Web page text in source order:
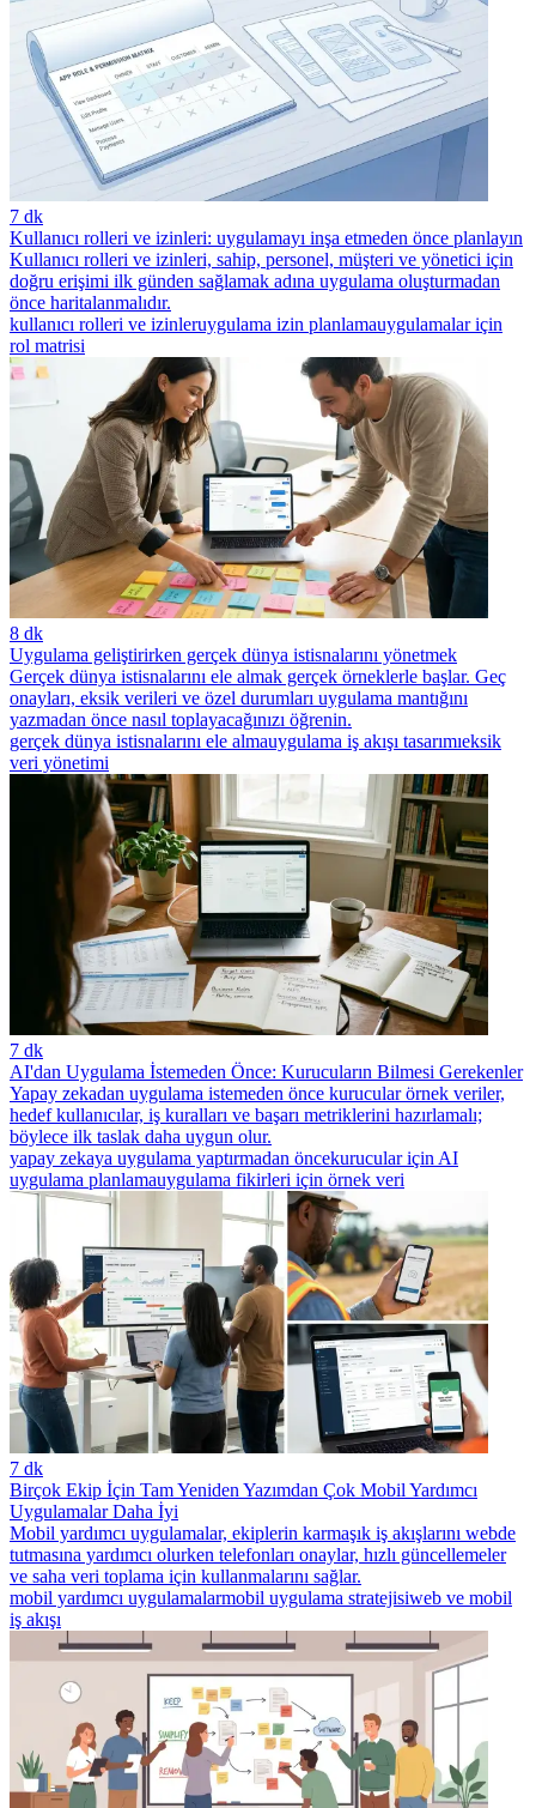
7 dk
Kullanıcı rolleri ve izinleri: uygulamayı inşa etmeden önce planlayın
Kullanıcı rolleri ve izinleri, sahip, personel, müşteri ve yönetici için
doğru erişimi ilk günden sağlamak adına uygulama oluşturmadan
önce haritalanmalıdır.
kullanıcı rolleri ve izinleruygulama izin planlamauygulamalar için
rol matrisi
8 dk
Uygulama geliştirirken gerçek dünya istisnalarını yönetmek
Gerçek dünya istisnalarını ele almak gerçek örneklerle başlar. Geç
onayları, eksik verileri ve özel durumları uygulama mantığını
yazmadan önce nasıl toplayacağınızı öğrenin.
gerçek dünya istisnalarını ele almauygulama iş akışı tasarımıeksik
veri yönetimi
7 dk
AI'dan Uygulama İstemeden Önce: Kurucuların Bilmesi Gerekenler
Yapay zekadan uygulama istemeden önce kurucular örnek veriler,
hedef kullanıcılar, iş kuralları ve başarı metriklerini hazırlamalı;
böylece ilk taslak daha uygun olur.
yapay zekaya uygulama yaptırmadan öncekurucular için AI
uygulama planlamauygulama fikirleri için örnek veri
7 dk
Birçok Ekip İçin Tam Yeniden Yazımdan Çok Mobil Yardımcı
Uygulamalar Daha İyi
Mobil yardımcı uygulamalar, ekiplerin karmaşık iş akışlarını webde
tutmasına yardımcı olurken telefonları onaylar, hızlı güncellemeler
ve saha veri toplama için kullanmalarını sağlar.
mobil yardımcı uygulamalarmobil uygulama stratejisiweb ve mobil
iş akışı